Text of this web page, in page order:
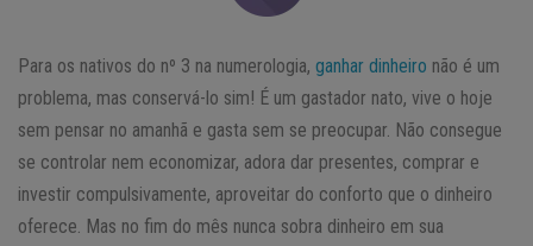
Para os nativos do nº 3 na numerologia, ganhar dinheiro não é um
problema, mas conservá-lo sim! É um gastador nato, vive o hoje
sem pensar no amanhã e gasta sem se preocupar. Não consegue
se controlar nem economizar, adora dar presentes, comprar e
investir compulsivamente, aproveitar do conforto que o dinheiro
oferece. Mas no fim do mês nunca sobra dinheiro em sua